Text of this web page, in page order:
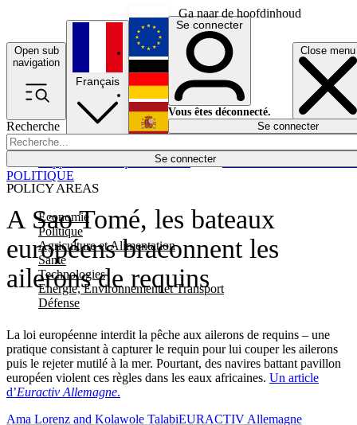
Ga naar de hoofdinhoud
Open sub
navigation
Close menu
Recherche
Se connecter
POLICY AREAS
Economie
Politique
Agriculture et Alimentation
Santé
Technologies
Energie, Environnement et Transport
Défense
Économie
Français
English
Deutsch
Español
Se connecter
Vous êtes déconnecté.
Se connecter
A Sao Tomé, les bateaux
européens braconnent les
ailerons de requins
La loi européenne interdit la pêche aux ailerons de requins – une
pratique consistant à capturer le requin pour lui couper les ailerons
puis le rejeter mutilé à la mer. Pourtant, des navires battant pavillon
européen violent ces règles dans les eaux africaines. Un article
d’Euractiv Allemagne.
POLITIQUE
Ama Lorenz and Kolawole TalabiEURACTIV Allemagne